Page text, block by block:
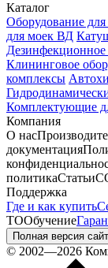
Каталог
Оборудование для
для моек ВД
Дезинфекционное
Клининговое
комплексы
Комплектующие
Компания
О нас
документация
политикаСтатьи
Поддержка
Где и как купить
ТООбучение
Полная версия
© 2002—2026